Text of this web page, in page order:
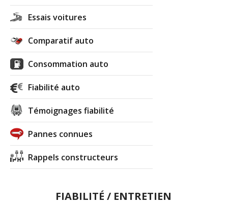
Essais voitures
Comparatif auto
Consommation auto
Fiabilité auto
Témoignages fiabilité
Pannes connues
Rappels constructeurs
FIABILITÉ / ENTRETIEN